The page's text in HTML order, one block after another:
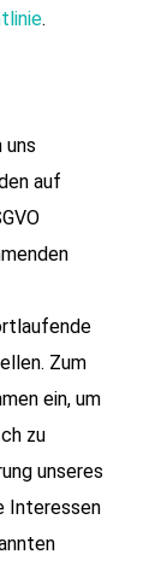
.
uns
auf
Zum
ein, um
zu
unseres
Interessen